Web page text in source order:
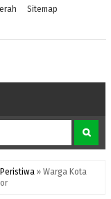
Sitemap
Peristiwa » Warga Kota